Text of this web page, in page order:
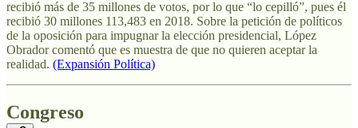
recibió más de 35 millones de votos, por lo que “lo cepilló”, pues él
recibió 30 millones 113,483 en 2018. Sobre la petición de políticos
de la oposición para impugnar la elección presidencial, López
Obrador comentó que es muestra de que no quieren aceptar la
realidad. (Expansión Política)
Congreso